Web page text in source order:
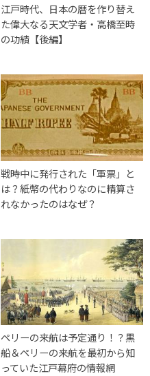
江戸時代、日本の暦を作り替え
た偉大なる天文学者・高橋至時
の功績【後編】
戦時中に発行された「軍票」と
は？紙幣の代わりなのに精算さ
れなかったのはなぜ？
ペリーの来航は予定通り！？黒
船＆ペリーの来航を最初から知
っていた江戸幕府の情報網